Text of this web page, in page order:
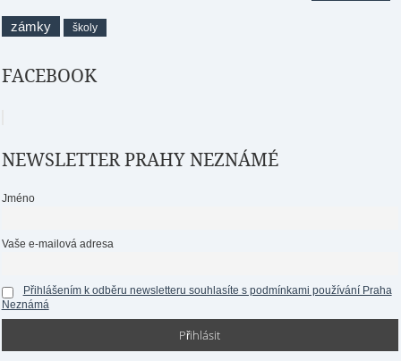
zámky školy
FACEBOOK
NEWSLETTER PRAHY NEZNÁMÉ
Jméno
Vaše e-mailová adresa
Přihlášením k odběru newsletteru souhlasíte s podmínkami používání Praha
Neznámá